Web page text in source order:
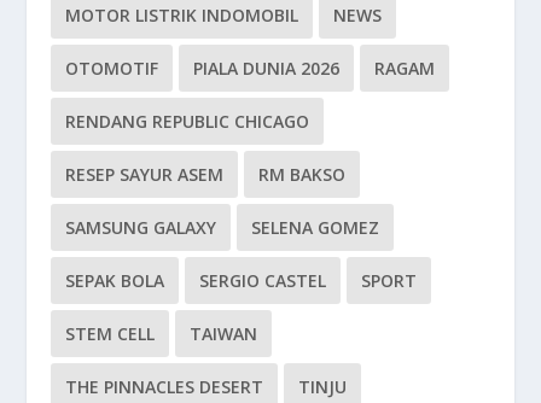
MOTOR LISTRIK INDOMOBIL NEWS
OTOMOTIF PIALA DUNIA 2026 RAGAM
RENDANG REPUBLIC CHICAGO
RESEP SAYUR ASEM RM BAKSO
SAMSUNG GALAXY SELENA GOMEZ
SEPAK BOLA SERGIO CASTEL SPORT
STEM CELL TAIWAN
THE PINNACLES DESERT TINJU